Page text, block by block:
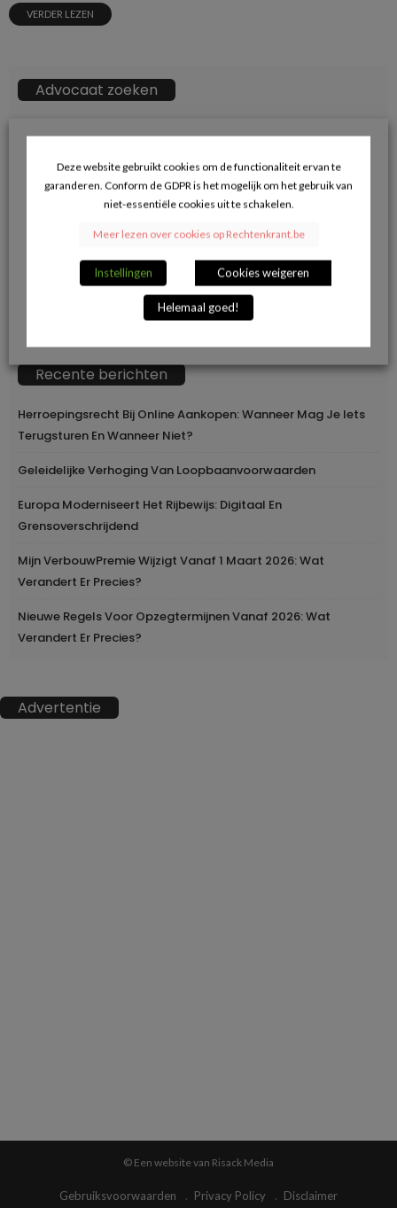
VERDER LEZEN
Advocaat zoeken
naar:
→ Klik hier voor opname in de advocatendatabase.
Volg ons op Facebook en blijf op de hoogte
van de juridische actualiteit.
Recente berichten
Herroepingsrecht Bij Online Aankopen: Wanneer Mag Je Iets
Terugsturen En Wanneer Niet?
Geleidelijke Verhoging Van Loopbaanvoorwaarden
Europa Moderniseert Het Rijbewijs: Digitaal En
Grensoverschrijdend
Mijn VerbouwPremie Wijzigt Vanaf 1 Maart 2026: Wat
Verandert Er Precies?
Nieuwe Regels Voor Opzegtermijnen Vanaf 2026: Wat
Verandert Er Precies?
Advertentie
© Een website van Risack Media
Gebruiksvoorwaarden Privacy Policy Disclaimer
Deze website gebruikt cookies om de functionaliteit ervan te
garanderen. Conform de GDPR is het mogelijk om het gebruik van
niet-essentiële cookies uit te schakelen.
Meer lezen over cookies op Rechtenkrant.be
Instellingen Cookies weigeren
Helemaal goed!